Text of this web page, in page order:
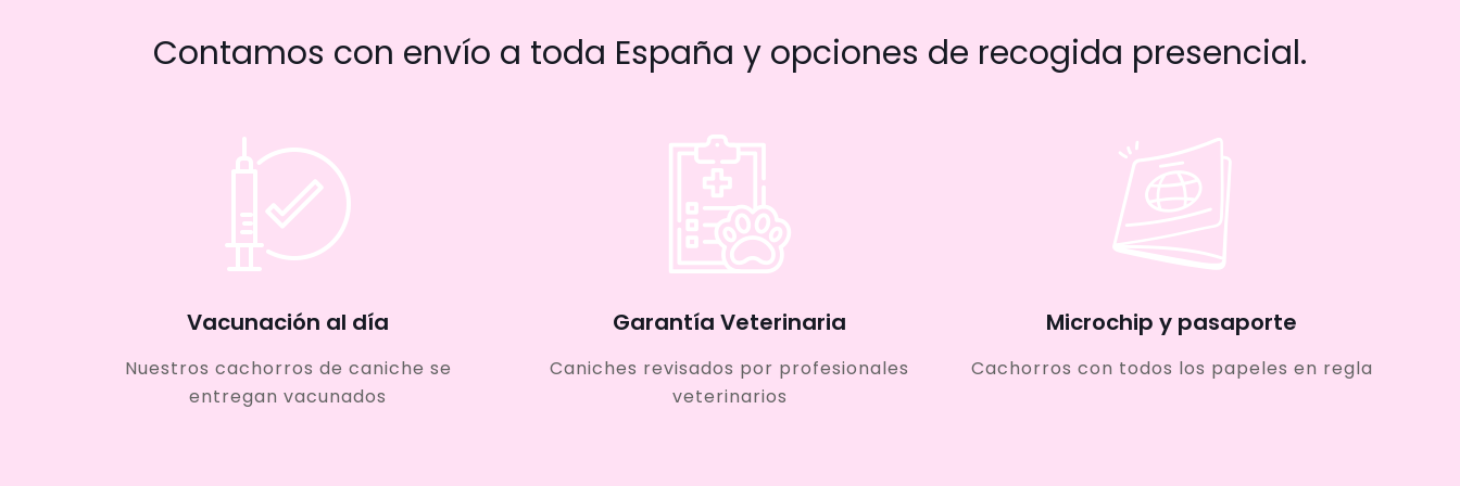
Contamos con envío a toda España y opciones de recogida presencial.
Vacunación al día
Nuestros cachorros de caniche se
entregan vacunados
Garantía Veterinaria
Caniches revisados por profesionales
veterinarios
Microchip y pasaporte
Cachorros con todos los papeles en regla